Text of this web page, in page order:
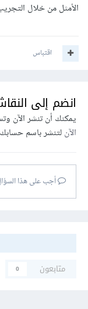
الأمثل من خلال
اقتباس
انضم إلى
يمكنك أن تنشر الآن
الآنلتنشر باسم حسابك.
أجب على هذا
متابعون
0